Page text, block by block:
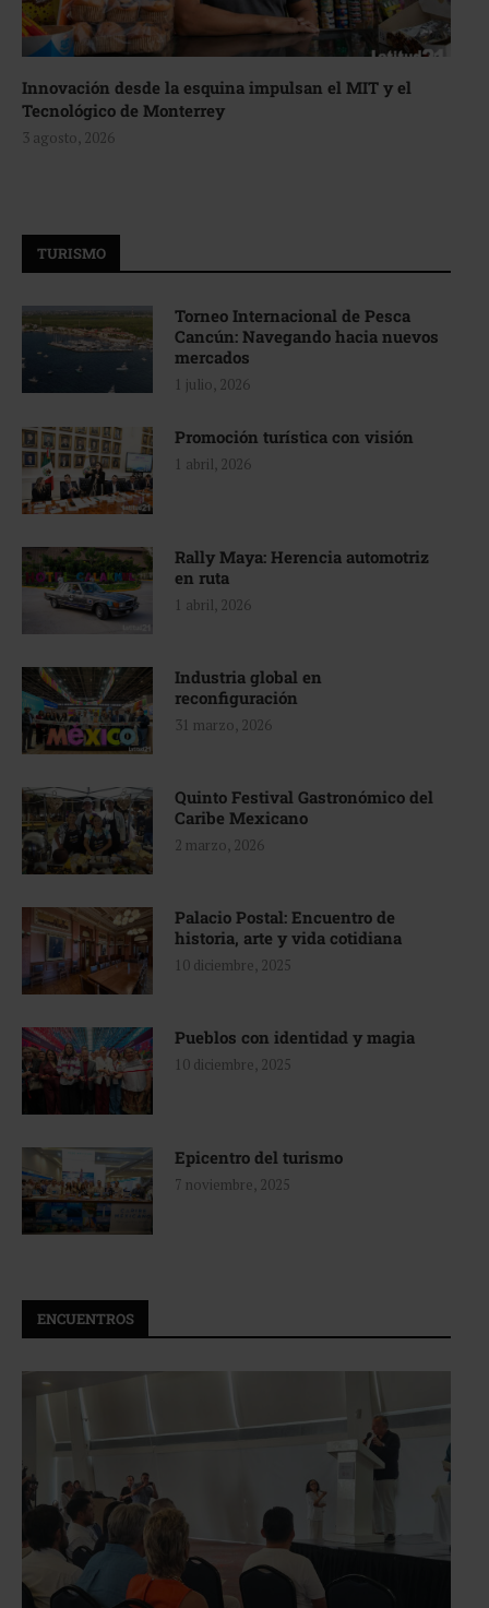
Innovación desde la esquina impulsan el MIT y el
Tecnológico de Monterrey
3 agosto, 2026
TURISMO
Torneo Internacional de Pesca
Cancún: Navegando hacia nuevos
mercados
1 julio, 2026
Promoción turística con visión
1 abril, 2026
Rally Maya: Herencia automotriz
en ruta
1 abril, 2026
Industria global en
reconfiguración
31 marzo, 2026
Quinto Festival Gastronómico del
Caribe Mexicano
2 marzo, 2026
Palacio Postal: Encuentro de
historia, arte y vida cotidiana
10 diciembre, 2025
Pueblos con identidad y magia
10 diciembre, 2025
Epicentro del turismo
7 noviembre, 2025
ENCUENTROS